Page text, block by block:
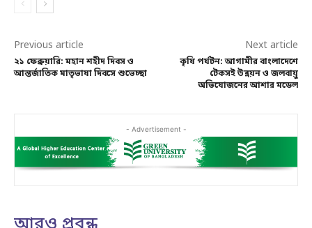
Previous article
২১ ফেব্রুয়ারি: মহান শহীদ দিবস ও
আন্তর্জাতিক মাতৃভাষা দিবসে শুভেচ্ছা
Next article
কৃষি পর্যটন: আগামীর বাংলাদেশে
টেকসই উন্নয়ন ও জলবায়ু
অভিযোজনের আশার মডেল
- Advertisement -